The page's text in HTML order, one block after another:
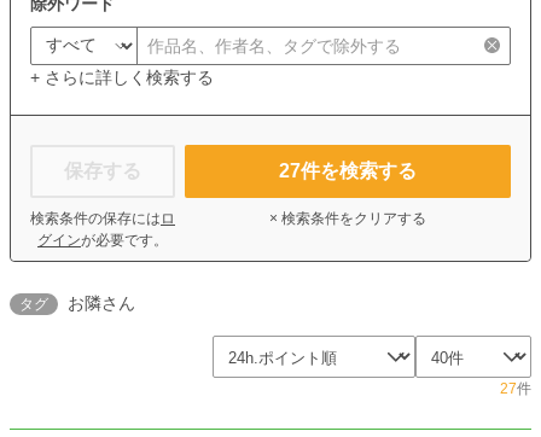
+ さらに詳しく検索する
保存する
検索条件の保存には ロ
グインが必要です。
27件を検索する
× 検索条件をクリアする
タグ お隣さん
27件